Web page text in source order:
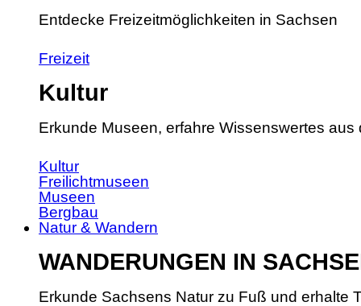
Entdecke Freizeitmöglichkeiten in Sachsen
Freizeit
Kultur
Erkunde Museen, erfahre Wissenswertes
Kultur
Freilichtmuseen
Museen
Bergbau
Natur & Wandern
WANDERUNGEN IN
Erkunde Sachsens Natur zu Fuß und erhalte